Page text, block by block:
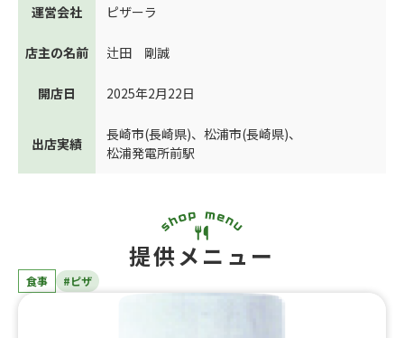
運営会社 ピザーラ
店主の名前 辻田 剛誠
開店日 2025年2月22日
出店実績
長崎市(長崎県)、 松浦市(長崎県)、
松浦発電所前駅
提供メニュー
食事 #ピザ